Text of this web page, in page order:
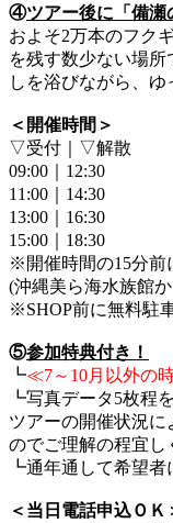
④ツアー後に「備瀬
およそ2万本のフク
を残す数少ない場
しを浴びながら、ゆ
＜開催時間＞
▽受付｜▽解散
09:00｜12:30
11:00｜14:30
13:00｜16:30
15:00｜18:30
※開催時間の15分前
(沖縄美ら海水族館
※SHOP前に無料駐
⑤参加特典付き！
┗≪7～10月以外の
┗写真データ5枚程
ツアーの開催状況
のでご理解の程宜し
┗通年通して希望者
＜当日電話申込ＯＫ